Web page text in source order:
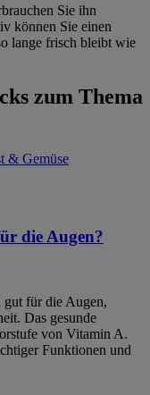
Sie ihn
können Sie einen
lange frisch bleibt wie
zum Thema
& Gemüse
die Augen?
gut für die Augen,
Das gesunde
von Vitamin A.
Funktionen und